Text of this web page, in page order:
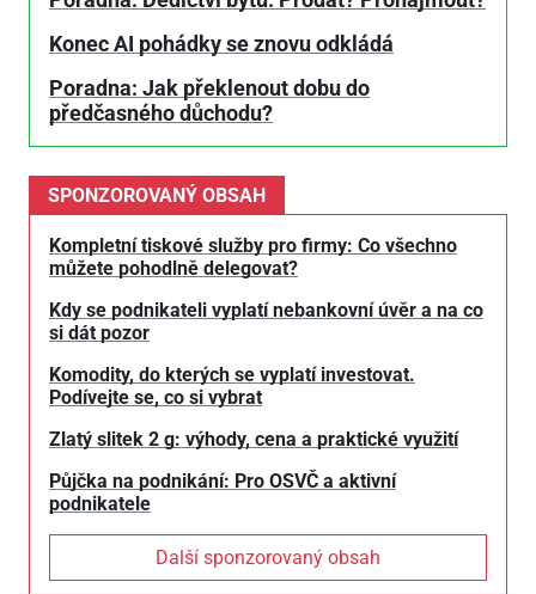
Konec AI pohádky se znovu odkládá
Poradna: Jak překlenout dobu do
předčasného důchodu?
SPONZOROVANÝ OBSAH
Kompletní tiskové služby pro firmy: Co všechno
můžete pohodlně delegovat?
Kdy se podnikateli vyplatí nebankovní úvěr a na co
si dát pozor
Komodity, do kterých se vyplatí investovat.
Podívejte se, co si vybrat
Zlatý slitek 2 g: výhody, cena a praktické využití
Půjčka na podnikání: Pro OSVČ a aktivní
podnikatele
Další sponzorovaný obsah